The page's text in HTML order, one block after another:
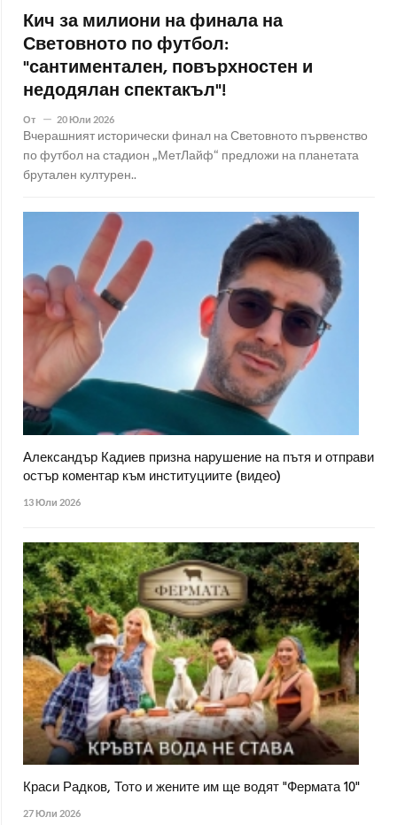
Кич за милиони на финала на
Световното по футбол:
"сантиментален, повърхностен и
недодялан спектакъл"!
От 20 Юли 2026
Вчерашният исторически финал на Световното първенство
по футбол на стадион „МетЛайф“ предложи на планетата
брутален културен..
Александър Кадиев призна нарушение на пътя и отправи
остър коментар към институциите (видео)
13 Юли 2026
Краси Радков, Тото и жените им ще водят "Фермата 10"
27 Юли 2026